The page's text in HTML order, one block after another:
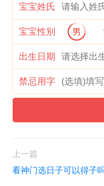
宝宝姓氏
宝宝性别 男
出生日期
禁忌用字
上一篇
看神门选日子可以得子